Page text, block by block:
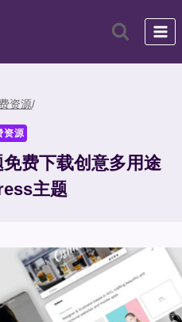
资源/
资源
费下载创意多用途
主题